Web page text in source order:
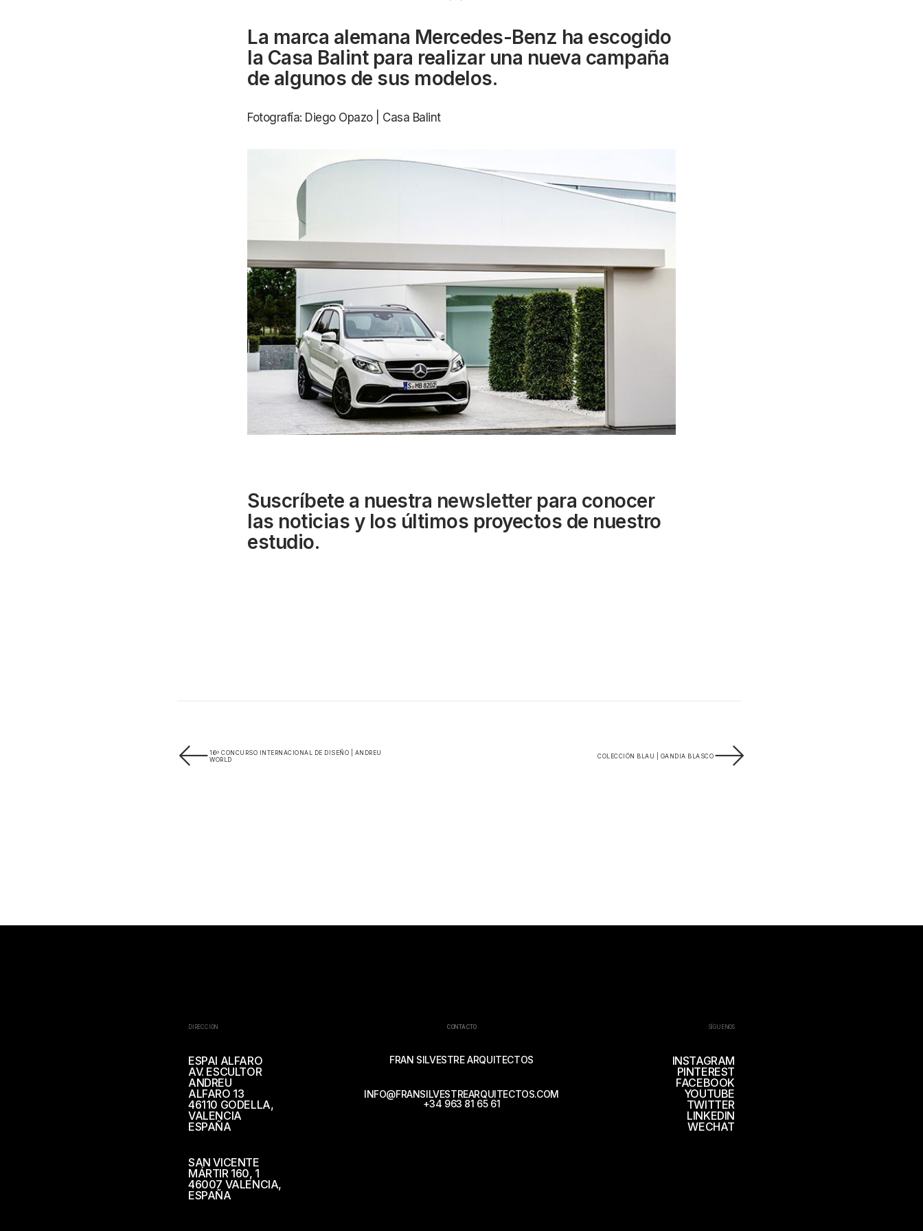
La marca alemana Mercedes-Benz ha escogido
la Casa Balint para realizar una nueva campaña
de algunos de sus modelos.
Fotografía: Diego Opazo | Casa Balint
Suscríbete a nuestra newsletterpara conocer
las noticias y los últimos proyectos de nuestro
estudio.
16º CONCURSO INTERNACIONAL DE DISEÑO | ANDREU
WORLD
COLECCIÓN BLAU | GANDIA BLASCO
DIRECCIÓN
ESPAI ALFARO
AV. ESCULTOR
ANDREU
ALFARO 13
46110 GODELLA,
VALENCIA
ESPAÑA
SAN VICENTE
MÁRTIR 160, 1
46007 VALENCIA,
ESPAÑA
CONTACTO
FRAN SILVESTRE ARQUITECTOS
INFO@FRANSILVESTREARQUITECTOS.COM
+34 963 81 65 61
SÍGUENOS
INSTAGRAM
PINTEREST
FACEBOOK
YOUTUBE
TWITTER
LINKEDIN
WECHAT